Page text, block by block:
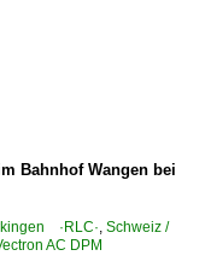
Bahnhof Wangen bei
·RLC·, Schweiz /
AC DPM